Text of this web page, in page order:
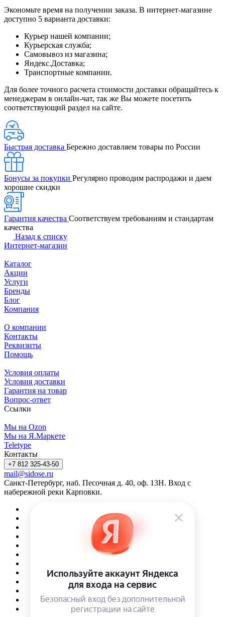
Экономьте время на получении заказа. В интернет-магазине
доступно 5 варианта доставки:
Курьер нашей компании;
Курьерская служба;
Самовывоз из магазина;
Яндекс.Доставка;
Транспортные компании.
Для более точного расчета стоимости доставки обращайтесь к
менеджерам в онлайн-чат, так же Вы можете посетить
соответствующий раздел на сайте.
Быстрая доставка Бережно доставляем товары по России
Бонусы за покупки Регулярно проводим распродажи и даем
хорошие скидки
Гарантия качества Соответствуем требованиям и стандартам
качества
Назад к списку
Интернет-магазин
Каталог
Акции
Услуги
Бренды
Блог
Компания
О компании
Контакты
Реквизиты
Помощь
Условия оплаты
Условия доставки
Гарантия на товар
Вопрос-ответ
Ссылки
Мы на Ozon
Мы на Я.Маркете
Teletype
Контакты
+7 812 325-43-50
mail@sidose.ru
Санкт-Петербург, наб. Песочная д. 40, оф. 13Н. Вход с
набережной реки Карповки.